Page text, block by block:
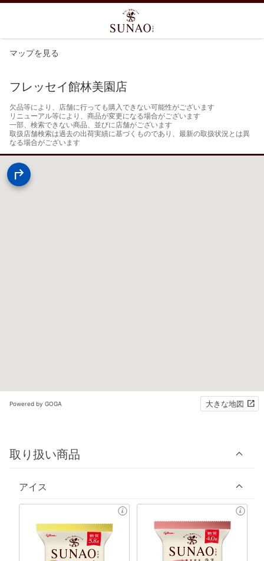
マップを見る
フレッセイ館林美園店
欠品等により、店舗に行っても購入できない可能性がございます
リニューアル等により、商品が変更になる場合がございます
一部、検索できない商品、並びに店舗がございます
取扱店舗検索は過去の出荷実績に基づくものであり、最新の取扱状況とは異
なる場合がございます
Powered by GOGA 大きな地図
取り扱い商品
アイス